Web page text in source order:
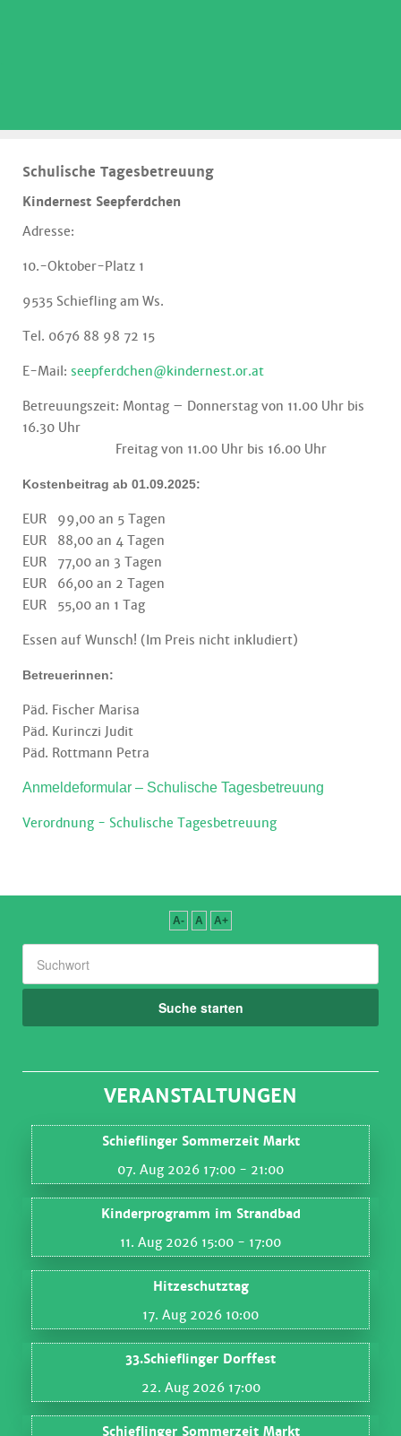
Schulische Tagesbetreuung
Kindernest Seepferdchen
Adresse:
10.-Oktober-Platz 1
9535 Schiefling am Ws.
Tel. 0676 88 98 72 15
E-Mail: seepferdchen@kindernest.or.at
Betreuungszeit: Montag – Donnerstag von 11.00 Uhr bis
16.30 Uhr
Freitag von 11.00 Uhr bis 16.00 Uhr
Kostenbeitrag ab 01.09.2025:
EUR 99,00 an 5 Tagen
EUR 88,00 an 4 Tagen
EUR 77,00 an 3 Tagen
EUR 66,00 an 2 Tagen
EUR 55,00 an 1 Tag
Essen auf Wunsch! (Im Preis nicht inkludiert)
Betreuerinnen:
Päd. Fischer Marisa
Päd. Kurinczi Judit
Päd. Rottmann Petra
Anmeldeformular – Schulische Tagesbetreuung
Verordnung - Schulische Tagesbetreuung
A- A A+
Suche starten
VERANSTALTUNGEN
Schieflinger Sommerzeit Markt
07. Aug 2026 17:00 - 21:00
Kinderprogramm im Strandbad
11. Aug 2026 15:00 - 17:00
Hitzeschutztag
17. Aug 2026 10:00
33.Schieflinger Dorffest
22. Aug 2026 17:00
Schieflinger Sommerzeit Markt